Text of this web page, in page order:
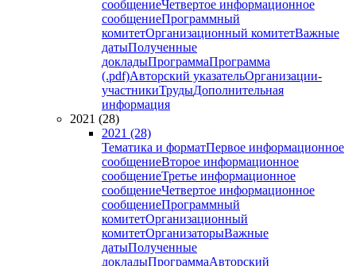
сообщениеЧетвертое информационное
сообщениеПрограммный
комитетОрганизационный комитетВажные
датыПолученные
докладыПрограммаПрограмма
(.pdf)Авторский указательОрганизации-
участникиТрудыДополнительная
информация
2021 (28)
2021 (28)
Тематика и форматПервое информационное
сообщениеВторое информационное
сообщениеТретье информационное
сообщениеЧетвертое информационное
сообщениеПрограммный
комитетОрганизационный
комитетОрганизаторыВажные
датыПолученные
докладыПрограммаАвторский